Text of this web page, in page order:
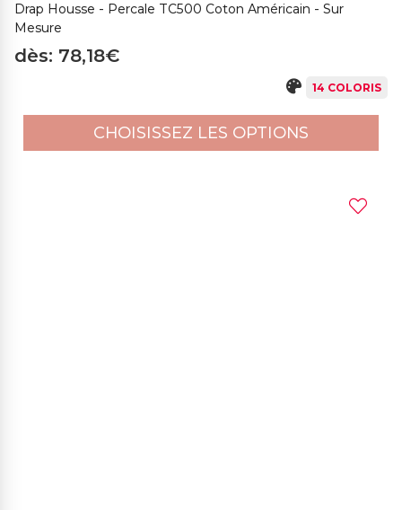
Drap Housse - Percale TC500 Coton Américain - Sur
Mesure
dès: 78,18€
14 COLORIS
CHOISISSEZ LES OPTIONS